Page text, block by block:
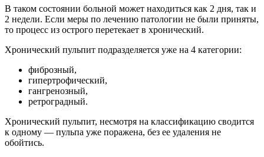
В таком состоянии больной может находиться как 2 дня, так и
2 недели. Если меры по лечению патологии не были приняты,
то процесс из острого перетекает в хронический.
Хронический пульпит подразделяется уже на 4 категории:
фиброзный,
гипертрофический,
гангренозный,
ретроградный.
Хронический пульпит, несмотря на классификацию сводится
к одному — пульпа уже поражена, без ее удаления не
обойтись.